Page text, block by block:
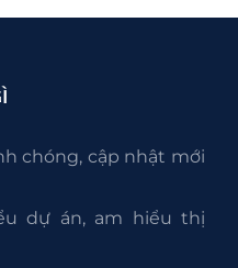
chóng, cập nhật mới
dự án, am hiểu thị